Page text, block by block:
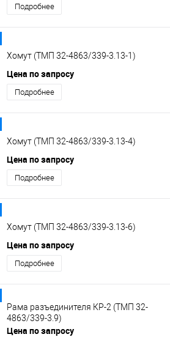
Подробнее
Хомут (ТМП 32-4863/339-3.13-1)
Цена по запросу
Подробнее
Хомут (ТМП 32-4863/339-3.13-4)
Цена по запросу
Подробнее
Хомут (ТМП 32-4863/339-3.13-6)
Цена по запросу
Подробнее
Рама разъединителя КР-2 (ТМП 32-
4863/339-3.9)
Цена по запросу